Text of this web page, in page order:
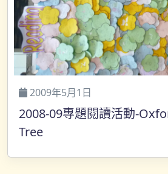
2009年5月1日
2008-09專題閱讀活動-
Tree